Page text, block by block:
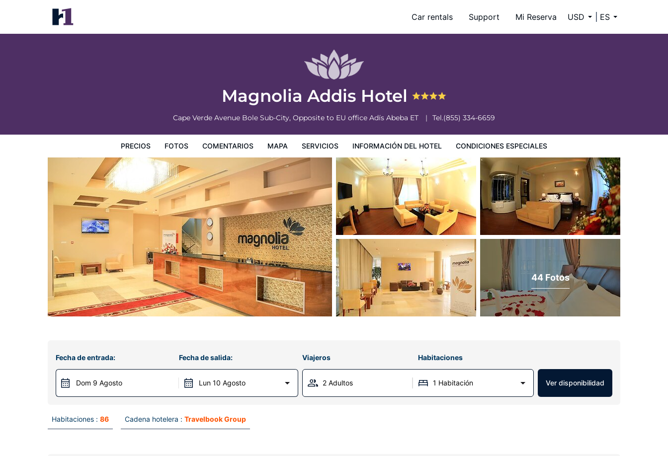
Car rentals Support Mi Reserva USD ES
Magnolia Addis Hotel
Cape Verde Avenue Bole Sub-City, Opposite to EU office Adís Abeba ET Tel.(855) 334-6659
PRECIOS FOTOS COMENTARIOS MAPA SERVICIOS INFORMACIÓN DEL HOTEL CONDICIONES ESPECIALES
Magnolia Addis Hotel
Precios
44 Fotos
Fecha de entrada:
Dom 9 Agosto
Fecha de salida:
Lun 10 Agosto
Viajeros Habitaciones
2 Adultos 1 Habitación Ver disponibilidad
Habitaciones : 86 Cadena hotelera : Travelbook Group